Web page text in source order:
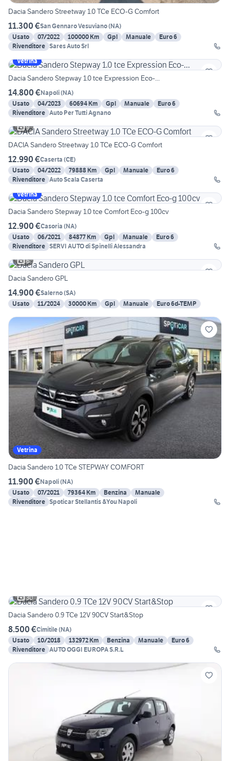
Dacia Sandero Streetway 1.0 TCe ECO-G Comfort
11.300 €San Gennaro Vesuviano(NA)
Usato
07/2022 100000 Km Gpl Manuale
Euro 6
Rivenditore Sares Auto Srl
Vetrina
Dacia Sandero Stepway 1.0 tce Expression Eco-...
14.800 €Napoli(NA)
Usato
04/2023 60694 Km Gpl Manuale
Euro 6
Rivenditore Auto Per Tutti Agnano
9
DACIA Sandero Streetway 1.0 TCe ECO-G Comfort
12.990 €Caserta (CE)
Usato
04/2022 79888 Km Gpl Manuale
Euro 6
Rivenditore Auto Scala Caserta
Vetrina
Dacia Sandero Stepway 1.0 tce Comfort Eco-g 100cv
12.900 €Casoria (NA)
Usato
06/2021 84877 Km Gpl Manuale
Euro 6
Rivenditore SERVI AUTO di Spinelli Alessandra
6
Dacia Sandero GPL
14.900 €Salerno(SA)
Usato
11/2024 30000 Km Gpl Manuale Euro 6d-TEMP
Vetrina
Dacia Sandero 1.0 TCe STEPWAY COMFORT
11.900 €Napoli(NA)
Usato
07/2021 79364 Km Benzina
Manuale
Rivenditore Spoticar Stellantis &You Napoli
30
Dacia Sandero 0.9 TCe 12V 90CV Start&Stop
8.500 €Cimitile(NA)
Usato
10/2018 132972 Km Benzina Manuale
Euro 6
Rivenditore AUTO OGGI EUROPA S.R.L